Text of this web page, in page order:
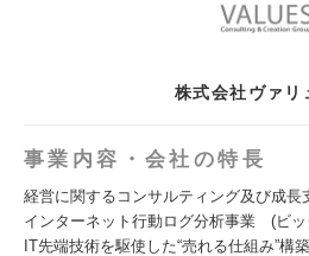
株式会社ヴァリ
事業内容・会社の特長
経営に関するコンサルティング及び成長
インターネット行動ログ分析事業 (ビッ
IT先端技術を駆使した“売れる仕組み”構